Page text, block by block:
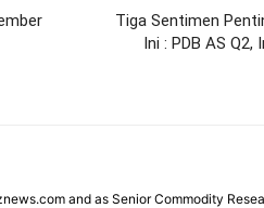
Tiga Sentimen
Ini : PDB AS Q2,
and as Senior Commodity